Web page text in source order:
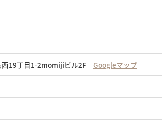
19丁目1-2momijiビル2F Googleマップ